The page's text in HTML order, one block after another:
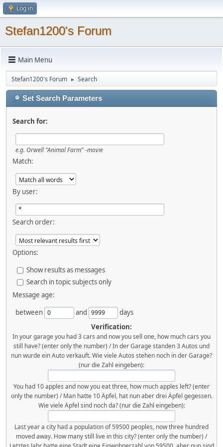
Log in
Stefan1200's Forum
Main Menu
Stefan1200's Forum ► Search
Set Search Parameters
Search for:
e.g. Orwell "Animal Farm" -movie
Match:
By user:
Search order:
Options:
Show results as messages
Search in topic subjects only
Message age:
between
and
days
Verification:
In your garage you had 3 cars and now you sell one, how much cars you
still have? (enter only the number) / In der Garage standen 3 Autos und
nun wurde ein Auto verkauft. Wie viele Autos stehen noch in der Garage?
(nur die Zahl eingeben):
You had 10 apples and now you eat three, how much apples left? (enter
only the number) / Man hatte 10 Äpfel, hat nun aber drei Äpfel gegessen.
Wie viele Äpfel sind noch da? (nur die Zahl eingeben):
Last year a city had a population of 59500 peoples, now three hundred
moved away. How many still live in this city? (enter only the number) /